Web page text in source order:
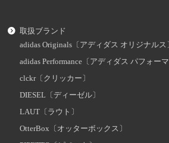
取扱ブランド
adidas Originals〔アディダス オリジナルス
adidas Performance〔アディダス パフォーマ
clckr〔クリッカー〕
DIESEL〔ディーゼル〕
LAUT〔ラウト〕
OtterBox〔オッターボックス〕